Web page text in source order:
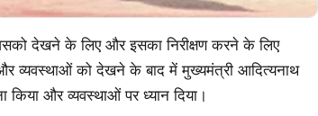
देखने के लिए और इसका निरीक्षण करने के लिए
व्यवस्थाओं को देखने के बाद में मुख्यमंत्री आदित्यनाथ
और व्यवस्थाओं पर ध्यान दिया।